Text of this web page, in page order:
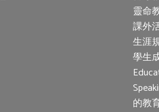
靈命
課外
生涯
學生
的教